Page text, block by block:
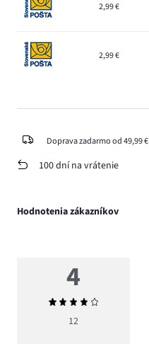
2,99 €
2,99 €
Doprava zadarmo od 49,99 €
100 dní na vrátenie
Hodnotenia zákazníkov
4
Priemerné
hodnotenie
12